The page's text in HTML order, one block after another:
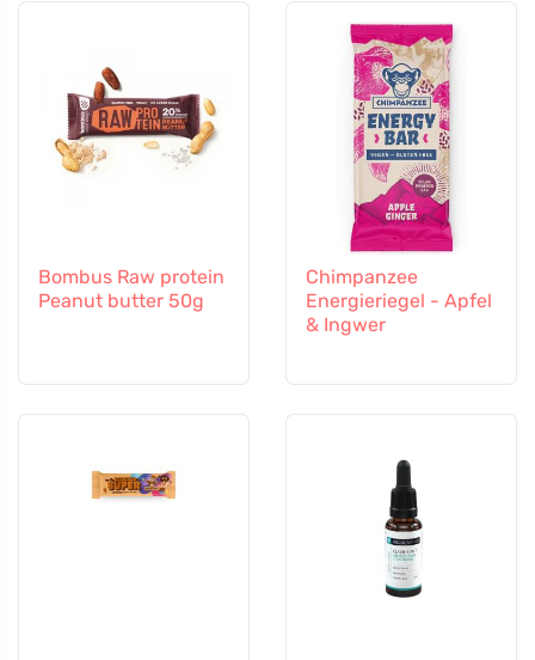
Bombus Raw protein
Peanut butter 50g
Chimpanzee
Energieriegel - Apfel
& Ingwer